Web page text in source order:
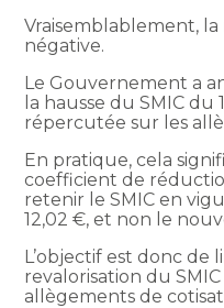
Vraisemblablement,
négative.
Le Gouvernement a
la hausse du SMIC du
répercutée sur les
En pratique, cela
coefficient de
retenir le SMIC en
12,02 €, et non le
L’objectif est donc de
revalorisation du
allègements de